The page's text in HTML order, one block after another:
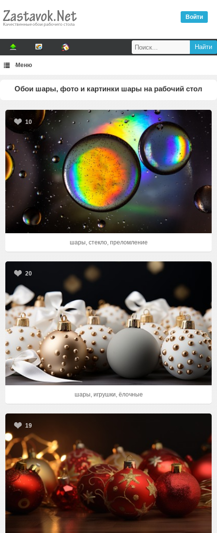
Войти
Меню
Обои шары, фото и картинки шары на рабочий стол
10
шары, стекло, преломление
20
шары, игрушки, ёлочные
19